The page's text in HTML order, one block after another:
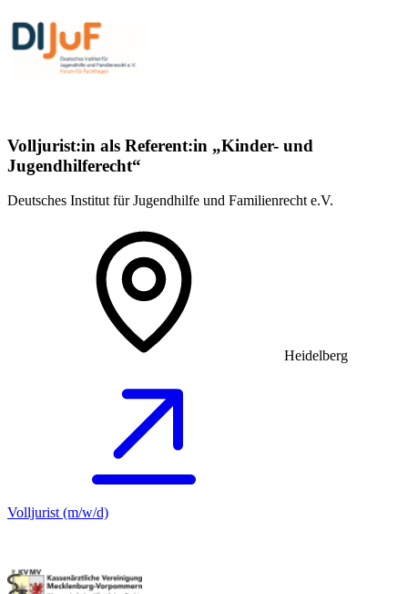
Volljurist:in als Referent:in „Kinder- und
Jugendhilferecht“
Deutsches Institut für Jugendhilfe und Familienrecht e.V.
Heidelberg
Volljurist (m/w/d)